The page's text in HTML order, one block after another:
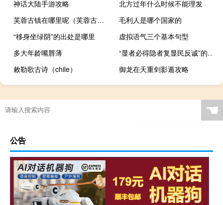
神话大陆手游攻略
北方过年什么时候不能理发
芙蓉古镇在哪里呢（芙蓉古镇在哪里）
毛利人是哪个国家的
“移身坐绿阴”的出处是哪里
虚拟语气三个基本句型
多大年龄嘴唇薄
“显者必得隐者复显民反诚”的出处是哪里
敕勒歌古诗（chile）
御龙在天重剑影遁攻略
☚
公告